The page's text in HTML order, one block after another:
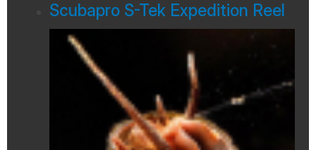
Scubapro S-Tek Expedition Reel